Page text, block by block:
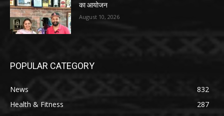
का आयोजन
August 10, 2026
POPULAR CATEGORY
News
832
Health & Fitness
287